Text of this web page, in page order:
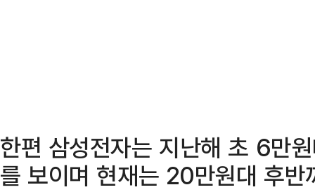
한편 삼성전자는 지난해 초 6만
를 보이며 현재는 20만원대 후반